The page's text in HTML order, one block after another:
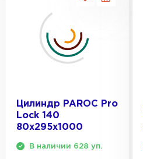
Цилиндр PAROC Pro
Lock 140
80х295х1000
В наличии 628 уп.